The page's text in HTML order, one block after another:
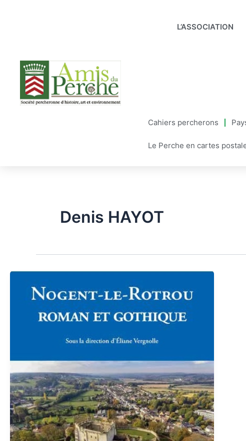
L’ASSOCIATION
Cahiers percherons
Le Perche en cartes
Denis HAYOT